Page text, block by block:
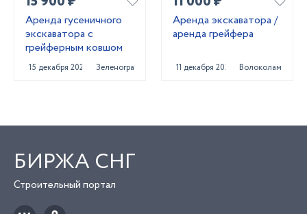
Аренда гусеничного
экскаватора с
грейферным ковшом
15 декабря 2020 Зеленоград
Аренда экскаватора /
аренда грейфера
11 декабря 2020 Волоколамск
БИРЖА СНГ
Строительный портал